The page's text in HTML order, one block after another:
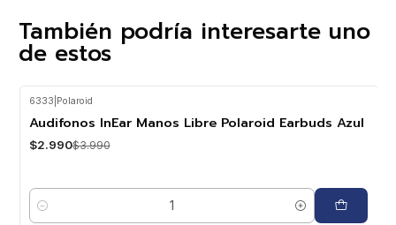
También podría interesarte uno
de estos
6333 Polaroid
Audifonos InEar Manos Libre Polaroid Earbuds Azul
$2.990$3.990
Cantidad